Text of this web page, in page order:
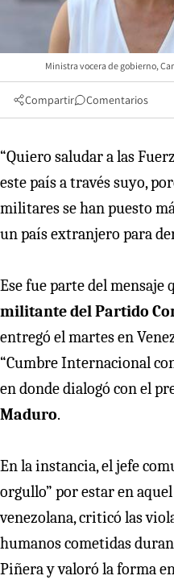
Ministra vocera de gobierno,
Compartir Comentarios
“Quiero saludar a las
este país a través suyo,
militares se han puesto
un país extranjero para
Ese fue parte del mensaje
militante del Partido
entregó el martes en
“Cumbre Internacional
en donde dialogó con el
Maduro.
En la instancia, el jefe
orgullo” por estar en
venezolana, criticó las
humanos cometidas
Piñera y valoró la forma